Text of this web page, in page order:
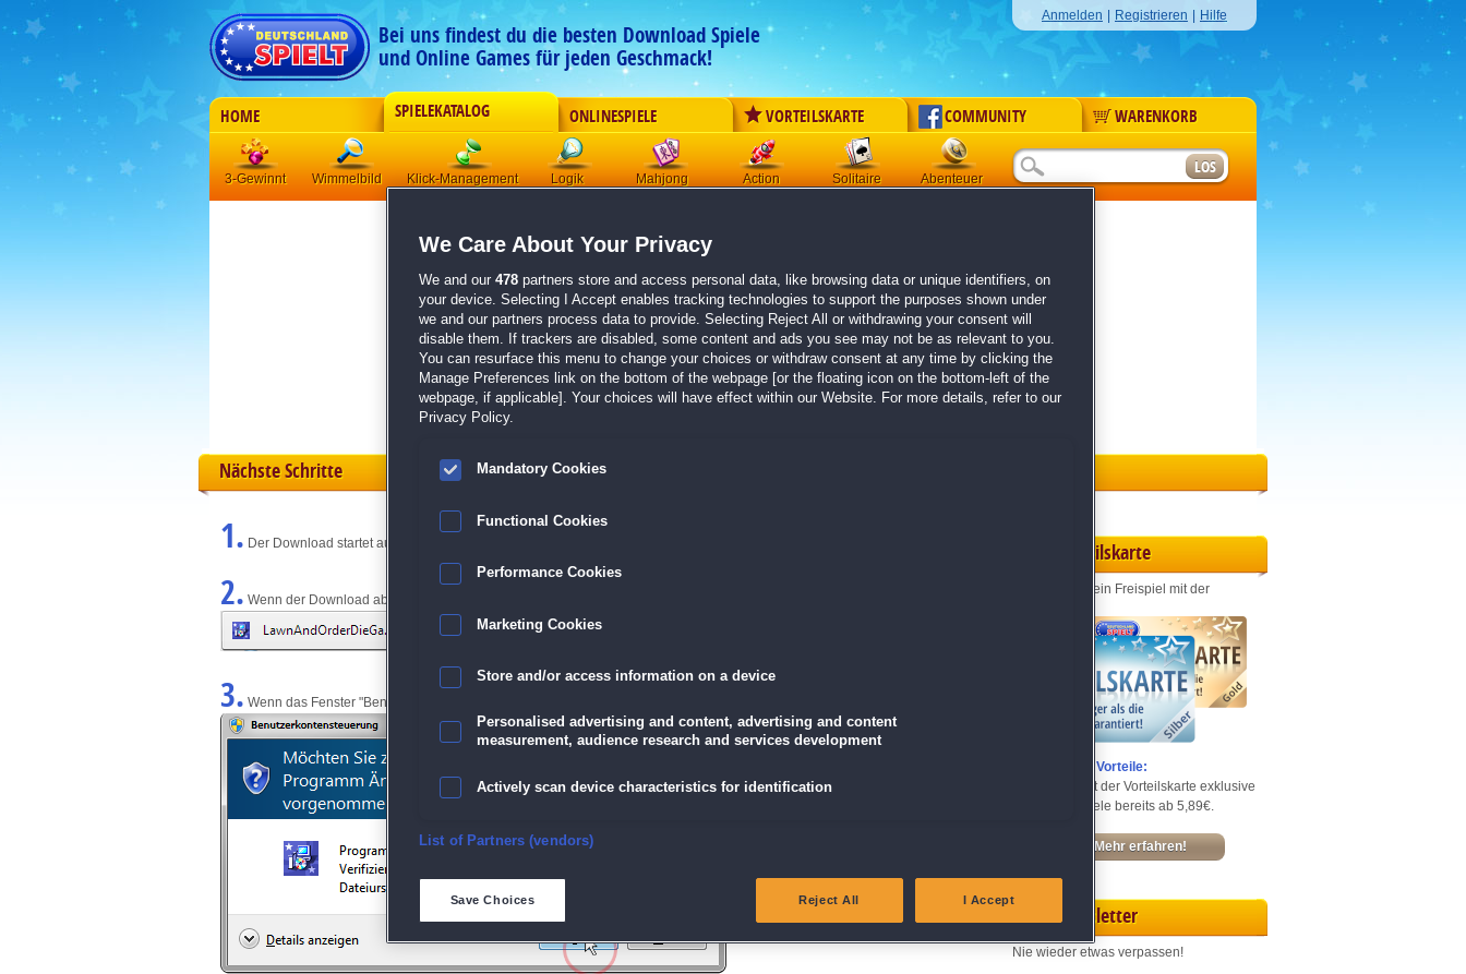
Bei uns findest du die besten Download Spiele
und Online Games für jeden Geschmack!
Anmelden Registrieren Hilfe
HOME SPIELEKATALOG ONLINESPIELE VORTEILSKARTE COMMUNITY WARENKORB
3-Gewinnt Wimmelbild Klick-Management Logik Mahjong Action Solitaire Abenteuer
Der Download wird automatisch gestartet für:
Dark Parables: Die Schwanenprinzessin und der Lebensbaum
Größe 679.2 MB
Einen Moment bitte, dein Spiel wird in5 Sekundenbereitgestellt...
Falls der Download nicht automatisch startet,klicke bitte hier.
Zurück zur Gamepage
Nächste Schritte
1. Der Download startet automatisch und wird am unteren Rand des Browserfensters angezeigt.
2. Wenn der Download abgeschlossen ist, klicke einfach auf die Datei.
3. Wenn das Fenster "Benutzerkontensteuerung" angezeigt wird, klicke auf "Ja" (Bei Windows Vista "Fortsetzen").
Vorteilskarte
Jeden Monat ein Freispiel mit der
Entdecke die Vorteile:
Sichere dir mit der Vorteilskarte exklusive
Rabatte – Spiele bereits ab 5,89€.
Mehr erfahren!
Newsletter
Nie wieder etwas verpassen!
We Care About Your Privacy
We and our 478 partners store and access personal data, like browsing data or unique identifiers, on
your device. Selecting I Accept enables tracking technologies to support the purposes shown under
we and our partners process data to provide. Selecting Reject All or withdrawing your consent will
disable them. If trackers are disabled, some content and ads you see may not be as relevant to you.
You can resurface this menu to change your choices or withdraw consent at any time by clicking the
Manage Preferences link on the bottom of the webpage [or the floating icon on the bottom-left of the
webpage, if applicable]. Your choices will have effect within our Website. For more details, refer to our
Privacy Policy.
Mandatory Cookies
Functional Cookies
Performance Cookies
Marketing Cookies
Store and/or access information on a device
Personalised advertising and content, advertising and content
measurement, audience research and services development
Actively scan device characteristics for identification
Ensure security, prevent and detect fraud, and fix errors
Match and combine data from other data sources
List of Partners (vendors)
Save Choices Reject All I Accept